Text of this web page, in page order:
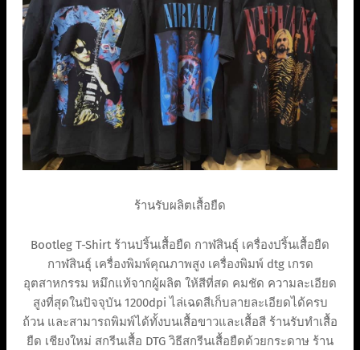
ร้านรับผลิตเสื้อยืด
Bootleg T-Shirt ร้านปริ้นเสื้อยืด กาฬสินธุ์ เครื่องปริ้นเสื้อยืด
กาฬสินธุ์ เครื่องพิมพ์คุณภาพสูง เครื่องพิมพ์ dtg เกรด
อุตสาหกรรม หมึกแท้จากผู้ผลิต ให้สีที่สด คมชัด ความละเอียด
สูงที่สุดในปัจจุบัน 1200dpi ไล่เฉดสีเก็บลายละเอียดได้ครบ
ถ้วน และสามารถพิมพ์ได้ทั้งบนเสื้อขาวและเสื้อสี ร้านรับทำเสื้อ
ยืด เชียงใหม่ สกรีนเสื้อ DTG วิธีสกรีนเสื้อยืดด้วยกระดาษ ร้าน